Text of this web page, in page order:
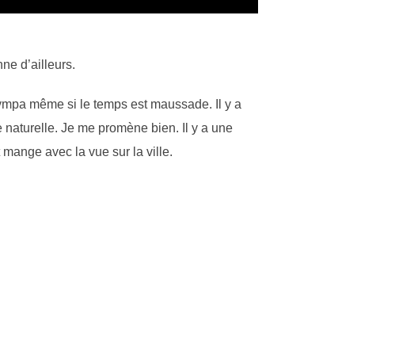
d’ailleurs.
même si le temps est maussade. Il y a
naturelle. Je me promène bien. Il y a une
avec la vue sur la ville.